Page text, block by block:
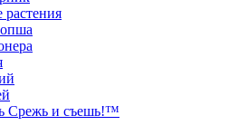
растения
Срежь и съешь!™